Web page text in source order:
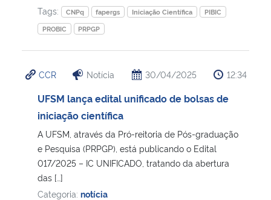
Ministério do Meio Ambiente
Ministério do Turismo
Ministério do Desenvolvimento Regional
Controladoria-Geral da União
Ministério da Mulher, da Família e dos Direitos Humanos
Secretaria-Geral
Tags:
CNPq fapergs Iniciação Científica
PIBIC
PROBIC
PRPGP
CCR Notícia 30/04/2025 12:34
UFSM lança edital unificado de bolsas de
iniciação científica
A UFSM, através da Pró-reitoria de Pós-graduação
e Pesquisa (PRPGP), está publicando o Edital
017/2025 – IC UNIFICADO, tratando da abertura
das […]
Categoria: notícia